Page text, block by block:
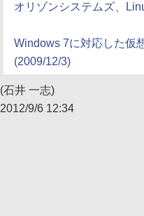
オリゾンシステムズ、
Windows 7に対応した仮
(2009/12/3)
(石井 一志)
2012/9/6 12:34